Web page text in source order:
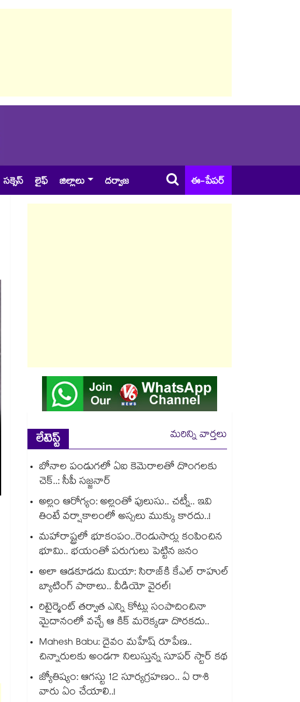
సక్సెస్ లైఫ్ జిల్లాలు దర్వాజ ఈ-పేపర్
లేటెస్ట్
మరిన్ని వార్తలు
బోనాల పండుగలో ఏఐ కెమెరాలతో దొంగలకు
చెక్..: సీపీ సజ్జనార్
అల్లం ఆరోగ్యం: అల్లంతో పులుసు.. చట్నీ.. ఇవి
తింటే వర్షాకాలంలో అస్సలు ముక్కు కారదు..!
మహారాష్ట్రలో భూకంపం..రెండుసార్లు కంపించిన
భూమి.. భయంతో పరుగులు పెట్టిన జనం
అలా ఆడకూడదు మియా: సిరాజ్‌కి కేఎల్ రాహుల్
బ్యాటింగ్ పాఠాలు.. వీడియో వైరల్!
రిటైర్మెంట్ తర్వాత ఎన్ని కోట్లు సంపాదించినా
మైదానంలో వచ్చే ఆ కిక్ మరెక్కడా దొరకదు..
Mahesh Babu: దైవం మహేష్ రూపేణ..
చిన్నారులకు అండగా నిలుస్తున్న సూపర్ స్టార్ కథ
జ్యోతిష్యం: ఆగస్టు 12 సూర్యగ్రహణం.. ఏ రాశి
వారు ఏం చేయాలి..!